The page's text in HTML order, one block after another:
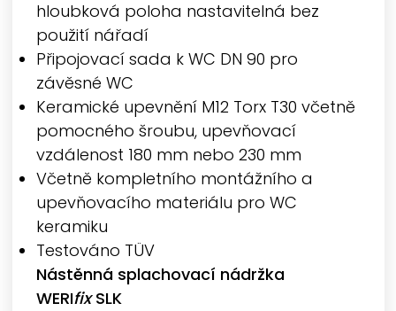
hloubková poloha nastavitelná bez
použití nářadí
Připojovací sada k WC DN 90 pro
závěsné WC
Keramické upevnění M12 Torx T30 včetně
pomocného šroubu, upevňovací
vzdálenost 180 mm nebo 230 mm
Včetně kompletního montážního a
upevňovacího materiálu pro WC
keramiku
Testováno TÜV
Nástěnná splachovací nádržka
WERIfix SLK